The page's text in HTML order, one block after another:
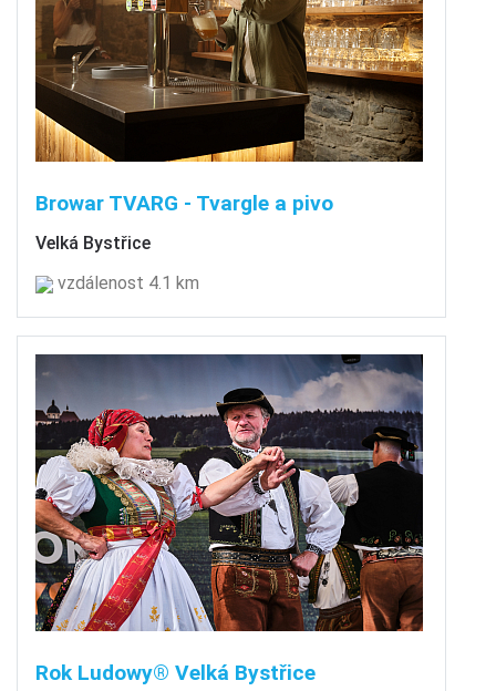
Browar TVARG - Tvargle a pivo
Velká Bystřice
vzdálenost 4.1 km
Rok Ludowy® Velká Bystřice